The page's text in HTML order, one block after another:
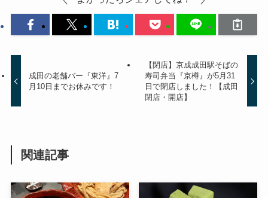
成田の老舗バー『東洋』7
月10日までお休みです！
【閉店】京成成田駅そばの
寿司弁当『京樽』が5月31
日で閉店しました！【成田
閉店・開店】
関連記事